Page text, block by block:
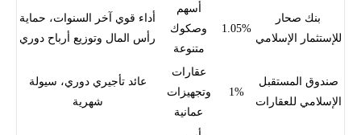
بنك صحار
للإستثمار الإسلامي
1.05%
أسهم
وصكوك
متنوعة
أداء قوي آخر السنوات، حماية
رأس المال وتوزيع أرباح دوري
صندوق المستقبل
الإسلامي للعقارات
1%
عقارات
وتجهيزات
عمانية
عائد تأجيري دوري، سيولة
شهرية